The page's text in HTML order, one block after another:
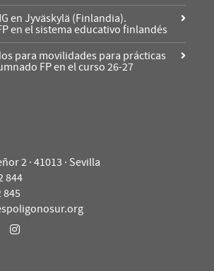
en Jyväskylä (Finlandia).
en el sistema educativo finlandés
para movilidades para prácticas
FP en el curso 26-27
2 · 41013 · Sevilla
844
845